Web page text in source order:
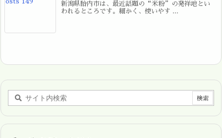
新潟県胎内市は、最近話題の“米粉”の発祥地とい
われるところです。細かく、使いやす ...